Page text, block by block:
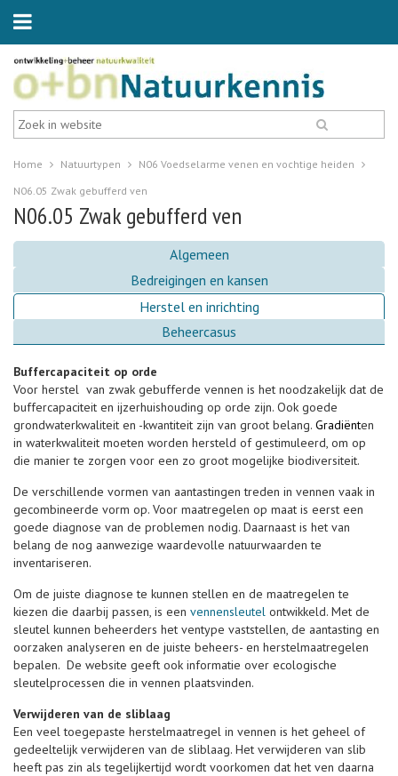
Home Natuurtypen
N06 Voedselarme venen en vochtige heiden
N06.05 Zwak gebufferd ven
N06.05 Zwak gebufferd ven
Algemeen
Bedreigingen en kansen
Herstel en inrichting
Beheercasus
Buffercapaciteit op orde
Voor herstel van zwak gebufferde vennen is het noodzakelijk dat de
buffercapaciteit en ijzerhuishouding op orde zijn. Ook goede
grondwaterkwaliteit en -kwantiteit zijn van groot belang. Gradiënten
in waterkwaliteit moeten worden hersteld of gestimuleerd, om op
die manier te zorgen voor een zo groot mogelijke biodiversiteit.
De verschillende vormen van aantastingen treden in vennen vaak in
gecombineerde vorm op. Voor maatregelen op maat is eerst een
goede diagnose van de problemen nodig. Daarnaast is het van
belang de nog aanwezige waardevolle natuurwaarden te
inventariseren.
Om de juiste diagnose te kunnen stellen en de maatregelen te
kiezen die daarbij passen, is een vennensleutel ontwikkeld. Met de
sleutel kunnen beheerders het ventype vaststellen, de aantasting en
oorzaken analyseren en de juiste beheers- en herstelmaatregelen
bepalen. De website geeft ook informatie over ecologische
sleutelprocessen die in vennen plaatsvinden.
Verwijderen van de sliblaag
Een veel toegepaste herstelmaatregel in vennen is het geheel of
gedeeltelijk verwijderen van de sliblaag. Het verwijderen van slib
heeft pas zin als tegelijkertijd wordt voorkomen dat het ven daarna